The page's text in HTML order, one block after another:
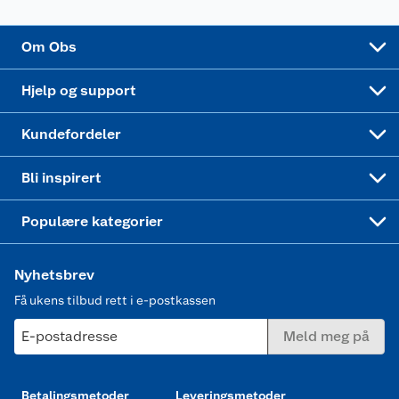
Om Obs
Hjelp og support
Kundefordeler
Bli inspirert
Populære kategorier
Nyhetsbrev
Få ukens tilbud rett i e-postkassen
E-postadresse Meld meg på
Betalingsmetoder Leveringsmetoder